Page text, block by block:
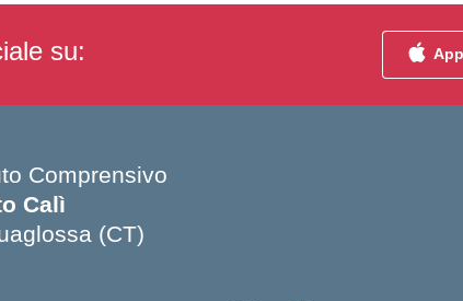
su:
Comprensivo
Calì
(CT)